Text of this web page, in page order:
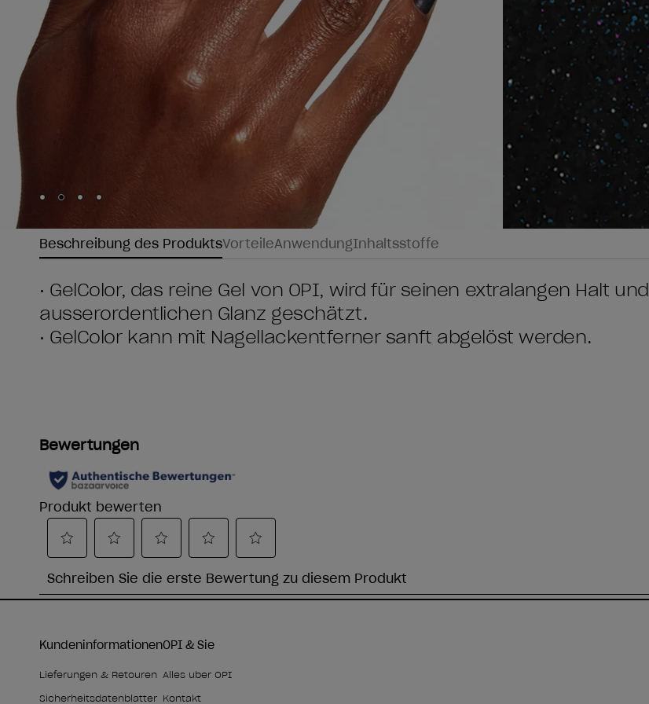
Skip to slide
Skip to slide
Skip to slide
Skip to slide
Beschreibung des ProduktsVorteileAnwendungInhaltsstoffe
• GelColor, das reine Gel von OPI, wird für seinen extralangen Halt und
ausserordentlichen Glanz geschätzt.
• GelColor kann mit Nagellackentferner sanft abgelöst werden.
Kundeninformationen
Lieferungen & Retouren
Sicherheitsdatenblätter
OPI & Sie
Alles über OPI
Kontakt